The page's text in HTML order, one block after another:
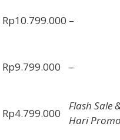
Rp10.799.000 –
Rp9.799.000 –
Rp4.799.000
Flash Sale
Hari